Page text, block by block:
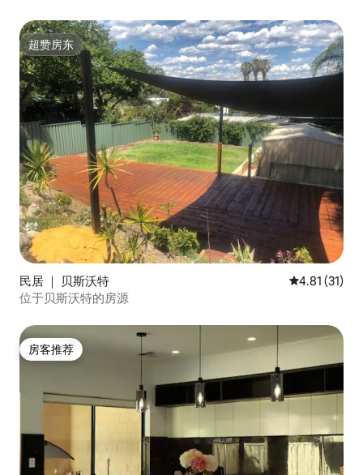
超赞房东
超赞房东
民居 ｜ 贝斯沃特 平均评分
4.81 (31)
位于贝斯沃特的房源
房客推荐
房客推荐